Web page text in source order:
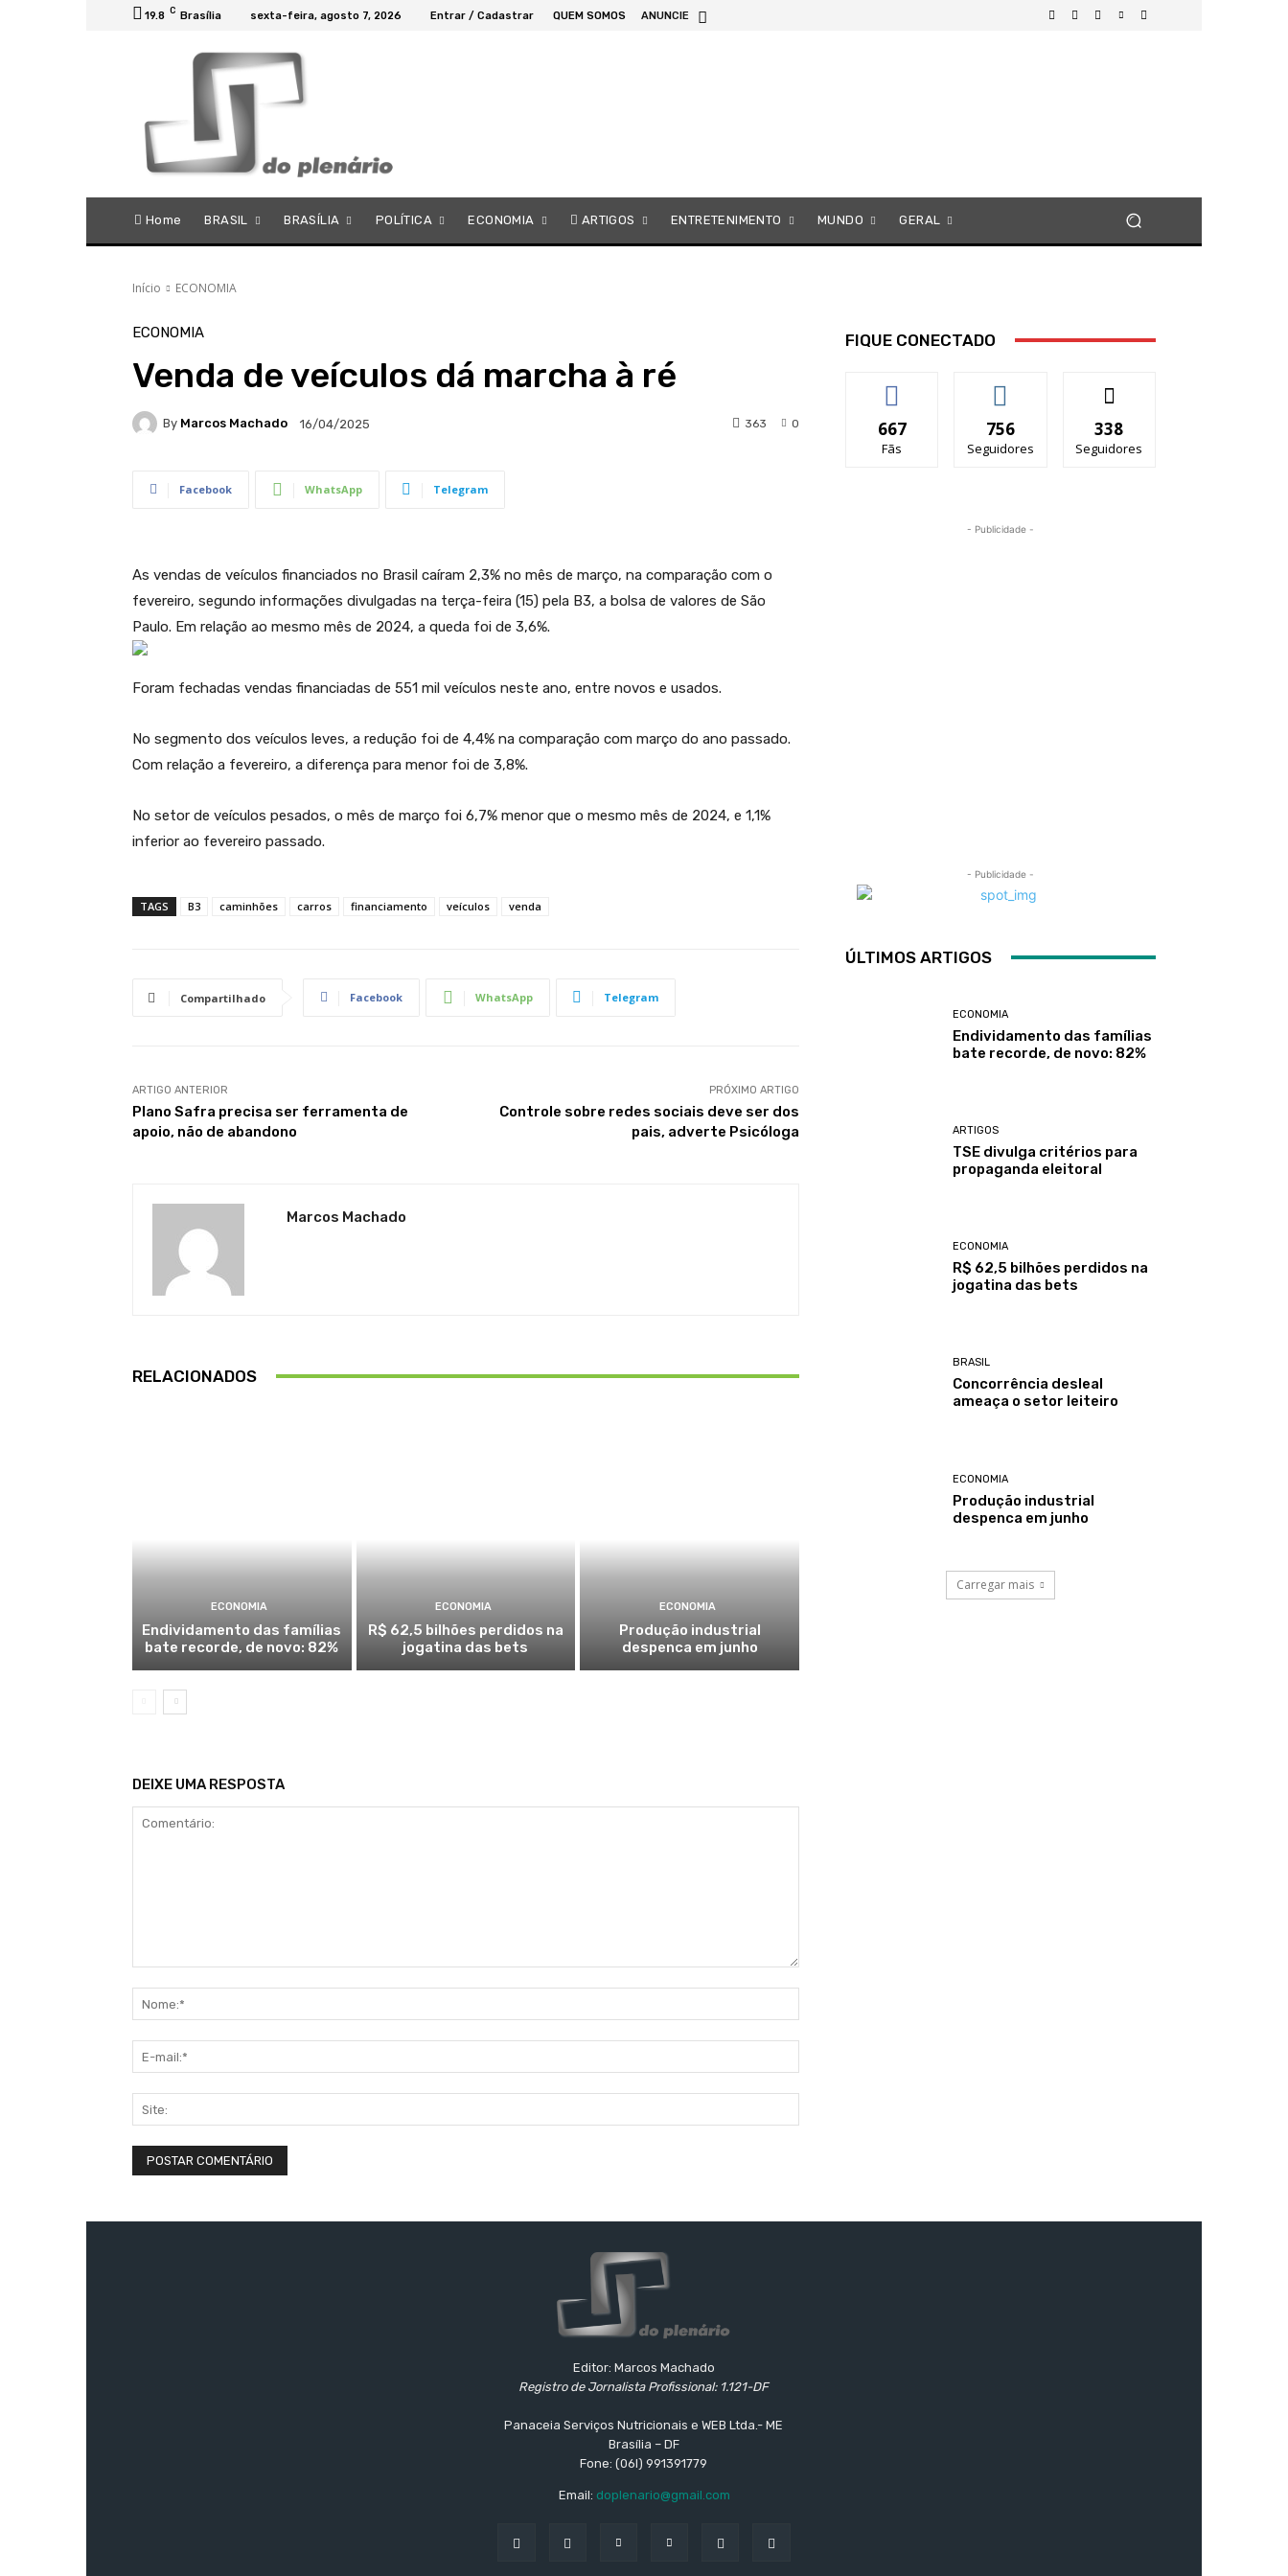
19.8 C Brasília sexta-feira, agosto 7, 2026 Entrar / Cadastrar QUEM SOMOS ANUNCIE
Home BRASIL BRASÍLIA POLÍTICA ECONOMIA ARTIGOS ENTRETENIMENTO MUNDO GERAL
Início ECONOMIA
ECONOMIA
Venda de veículos dá marcha à ré
By Marcos Machado 16/04/2025 0
363
Facebook WhatsApp Telegram
As vendas de veículos financiados no Brasil caíram 2,3% no mês de março, na comparação com o
fevereiro, segundo informações divulgadas na terça-feira (15) pela B3, a bolsa de valores de São
Paulo. Em relação ao mesmo mês de 2024, a queda foi de 3,6%.
Foram fechadas vendas financiadas de 551 mil veículos neste ano, entre novos e usados.
No segmento dos veículos leves, a redução foi de 4,4% na comparação com março do ano passado.
Com relação a fevereiro, a diferença para menor foi de 3,8%.
No setor de veículos pesados, o mês de março foi 6,7% menor que o mesmo mês de 2024, e 1,1%
inferior ao fevereiro passado.
TAGS B3 caminhões carros financiamento veículos venda
Compartilhado Facebook WhatsApp Telegram
ARTIGO ANTERIOR
Plano Safra precisa ser ferramenta de
apoio, não de abandono
PRÓXIMO ARTIGO
Controle sobre redes sociais deve ser dos
pais, adverte Psicóloga
Marcos Machado
RELACIONADOS
ECONOMIA
Endividamento das famílias
bate recorde, de novo: 82%
ECONOMIA
R$ 62,5 bilhões perdidos na
jogatina das bets
ECONOMIA
Produção industrial
despenca em junho
DEIXE UMA RESPOSTA
mail:*
FIQUE CONECTADO
667
Fãs
756
Seguidores
338
Seguidores
- Publicidade -
- Publicidade -
ÚLTIMOS ARTIGOS
ECONOMIA
Endividamento das famílias
bate recorde, de novo: 82%
ARTIGOS
TSE divulga critérios para
propaganda eleitoral
ECONOMIA
R$ 62,5 bilhões perdidos na
jogatina das bets
BRASIL
Concorrência desleal
ameaça o setor leiteiro
ECONOMIA
Produção industrial
despenca em junho
Carregar mais
Editor: Marcos Machado
Registro de Jornalista Profissional: 1.121-DF
Panaceia Serviços Nutricionais e WEB Ltda.- ME
Brasília – DF
Fone: (06l) 991391779
Email: doplenario@gmail.com